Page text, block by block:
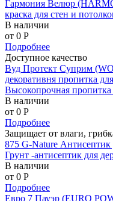
Гармония Велюр
краска для стен и
В наличии
от 0 P
Подробнее
Доступное качество
Вуд Протект Суприм
декоративня пропитка
Высокопрочная пропитка
В наличии
от 0 P
Подробнее
Защищает от влаги,
875 G-Nature Антисептик
Грунт -антисептик для
В наличии
от 0 P
Подробнее
Евро 7 Пауэр (EURO